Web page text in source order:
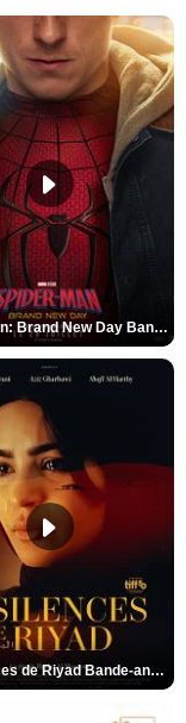
Spider-Man: Brand New Day Bande-annonce VO STFR
Les Silences de Riyad Bande-annonce VO STFR